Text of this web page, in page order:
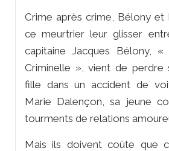
Crime après crime, Bélony et
ce meurtrier leur glisser
capitaine Jacques Bélony,
Criminelle », vient de perdre
fille dans un accident de
Marie Dalençon, sa jeune
tourments de relations
Mais ils doivent coûte que